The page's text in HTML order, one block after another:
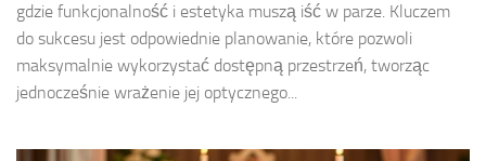
gdzie funkcjonalność i estetyka muszą iść w parze. Kluczem
do sukcesu jest odpowiednie planowanie, które pozwoli
maksymalnie wykorzystać dostępną przestrzeń, tworząc
jednocześnie wrażenie jej optycznego...